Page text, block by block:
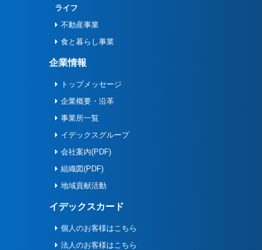
ライフ
不動産事業
食と暮らし事業
企業情報
トップメッセージ
企業概要・沿革
事業所一覧
イデックスグループ
会社案内(PDF)
組織図(PDF)
地域貢献活動
イデックスカード
個人のお客様はこちら
法人のお客様はこちら